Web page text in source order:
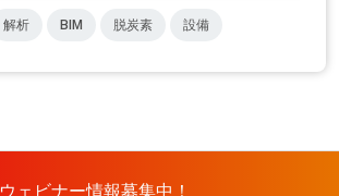
解析 BIM 脱炭素 設備
ウェビナー情報募集中！